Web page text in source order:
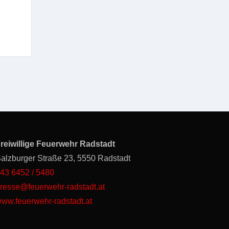
Feuerwehr Radstadt
Straße 23, 5550 Radstadt
6452 / 5480
radstadt.at
radstadt.at